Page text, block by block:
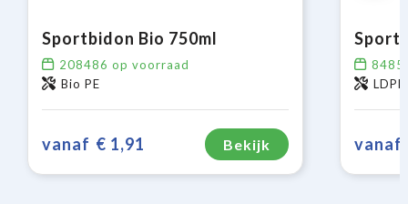
Sportbidon Bio 750ml
208486 op voorraad
Bio PE
vanaf € 1,91 Bekijk vanaf